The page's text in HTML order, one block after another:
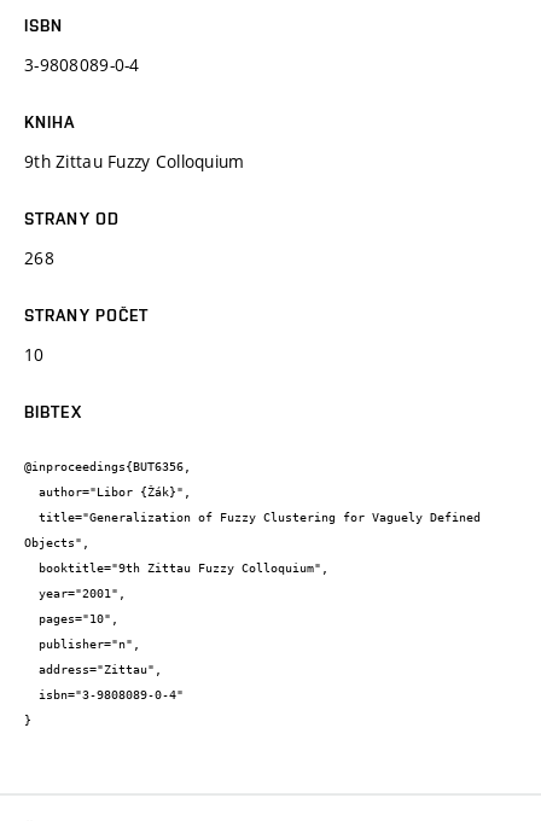
ISBN
3-9808089-0-4
KNIHA
9th Zittau Fuzzy Colloquium
STRANY OD
268
STRANY POČET
10
BIBTEX
@inproceedings{BUT6356,
Objects",
}